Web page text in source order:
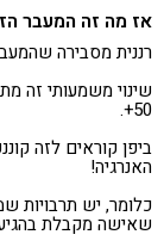
אז מה זה המעבר
רננית מסבירה
50+.
האנרגיה!
כלומר, יש תרבויות
שאישה מקבלת